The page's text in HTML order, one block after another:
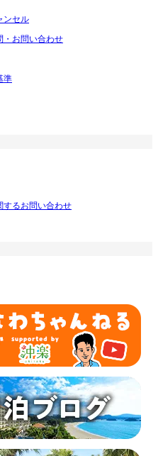
ンセル
・お問い合わせ
準
するお問い合わせ